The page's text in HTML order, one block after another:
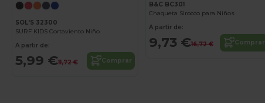
SOL'S 32300
SURF KIDS Cortaviento Niño
A partir de:
5,99 €11,72 € Comprar
B&C BC301
Chaqueta Sirocco para Niños
A partir de:
9,73 €16,72 € Comprar